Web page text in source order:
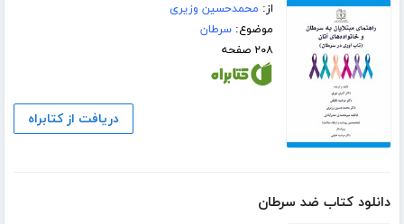
از: محمدحسین وزیری
موضوع:سرطان
۲۰۸ صفحه
دریافت از کتابراه
دانلود کتاب ضد سرطان